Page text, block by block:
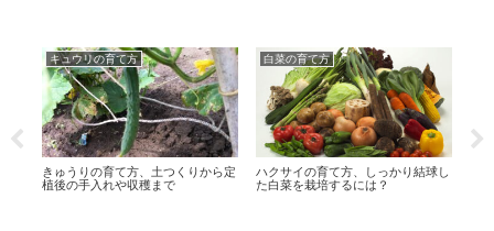
キュウリの育て方
きゅうりの育て方、土つくりから定
植後の手入れや収穫まで
白菜の育て方
ハクサイの育て方、しっかり結球し
た白菜を栽培するには？